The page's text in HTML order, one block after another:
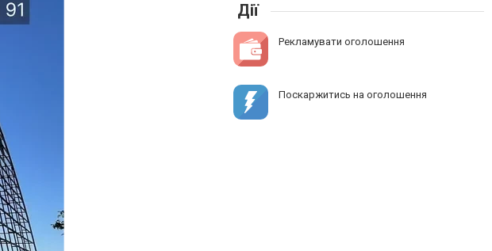
Дії
Рекламувати оголошення
Поскаржитись на оголошення